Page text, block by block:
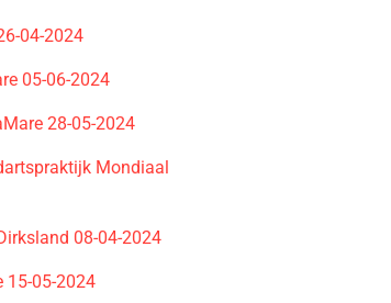
04-2024
05-06-2024
28-05-2024
Mondiaal
08-04-2024
15-05-2024